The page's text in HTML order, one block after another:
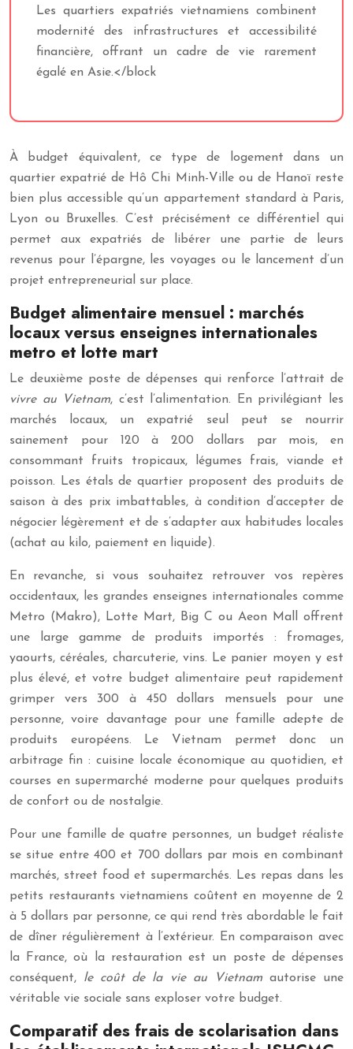
Les quartiers expatriés vietnamiens combinent
modernité des infrastructures et accessibilité
financière, offrant un cadre de vie rarement
égalé en Asie.</block
À budget équivalent, ce type de logement dans un
quartier expatrié de Hô Chi Minh-Ville ou de Hanoï reste
bien plus accessible qu’un appartement standard à Paris,
Lyon ou Bruxelles. C’est précisément ce différentiel qui
permet aux expatriés de libérer une partie de leurs
revenus pour l’épargne, les voyages ou le lancement d’un
projet entrepreneurial sur place.
Budget alimentaire mensuel : marchés
locaux versus enseignes internationales
metro et lotte mart
Le deuxième poste de dépenses qui renforce l’attrait de
vivre au Vietnam, c’est l’alimentation. En privilégiant les
marchés locaux, un expatrié seul peut se nourrir
sainement pour 120 à 200 dollars par mois, en
consommant fruits tropicaux, légumes frais, viande et
poisson. Les étals de quartier proposent des produits de
saison à des prix imbattables, à condition d’accepter de
négocier légèrement et de s’adapter aux habitudes locales
(achat au kilo, paiement en liquide).
En revanche, si vous souhaitez retrouver vos repères
occidentaux, les grandes enseignes internationales comme
Metro (Makro), Lotte Mart, Big C ou Aeon Mall offrent
une large gamme de produits importés : fromages,
yaourts, céréales, charcuterie, vins. Le panier moyen y est
plus élevé, et votre budget alimentaire peut rapidement
grimper vers 300 à 450 dollars mensuels pour une
personne, voire davantage pour une famille adepte de
produits européens. Le Vietnam permet donc un
arbitrage fin : cuisine locale économique au quotidien, et
courses en supermarché moderne pour quelques produits
de confort ou de nostalgie.
Pour une famille de quatre personnes, un budget réaliste
se situe entre 400 et 700 dollars par mois en combinant
marchés, street food et supermarchés. Les repas dans les
petits restaurants vietnamiens coûtent en moyenne de 2
à 5 dollars par personne, ce qui rend très abordable le fait
de dîner régulièrement à l’extérieur. En comparaison avec
la France, où la restauration est un poste de dépenses
conséquent, le coût de la vie au Vietnamautorise une
véritable vie sociale sans exploser votre budget.
Comparatif des frais de scolarisation dans